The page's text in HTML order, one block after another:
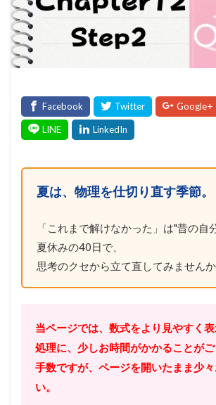
夏は、物理を仕切り直す季節。
「これまで解けなかった」は"昔の自
夏休みの40日で、
思考のクセから立て直してみませんか
当ページでは、数式をより見やすく
処理に、少しお時間がかかることが
手数ですが、ページを開いたまま少
い。